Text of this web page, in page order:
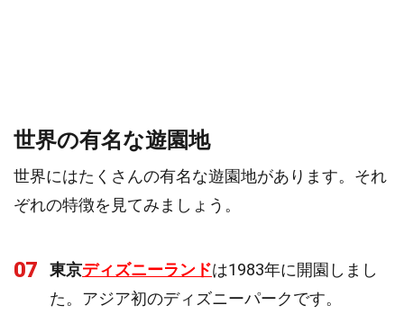
世界の有名な遊園地
世界にはたくさんの有名な遊園地があります。それ
ぞれの特徴を見てみましょう。
07 東京ディズニーランドは1983年に開園しまし
た。アジア初のディズニーパークです。